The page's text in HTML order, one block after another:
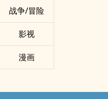
战争/冒险
影视
漫画